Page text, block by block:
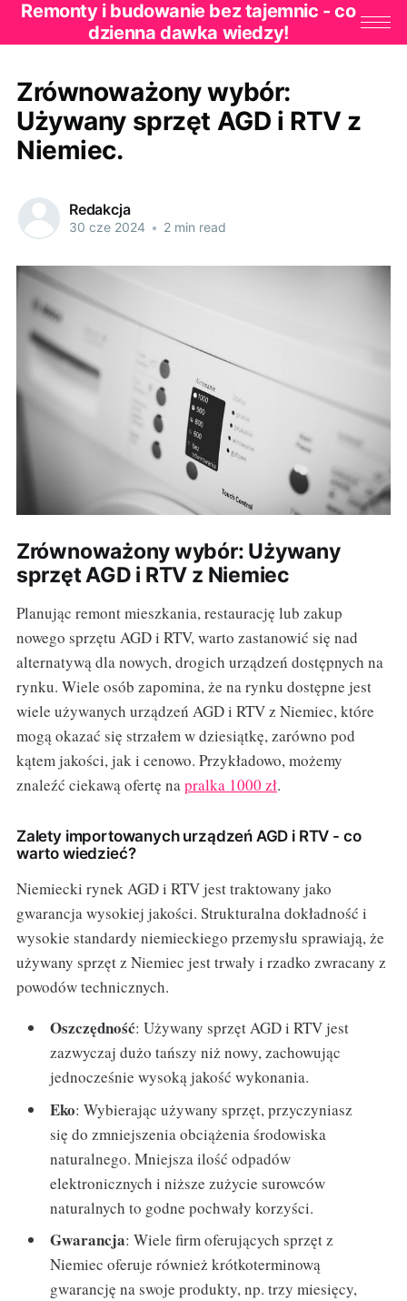
Remonty i budowanie bez tajemnic - co
dzienna dawka wiedzy!
Zrównoważony wybór:
Używany sprzęt AGD i RTV z
Niemiec.
Redakcja
30 cze 2024 • 2 min read
Zrównoważony wybór: Używany
sprzęt AGD i RTV z Niemiec
Planując remont mieszkania, restaurację lub zakup
nowego sprzętu AGD i RTV, warto zastanowić się nad
alternatywą dla nowych, drogich urządzeń dostępnych na
rynku. Wiele osób zapomina, że na rynku dostępne jest
wiele używanych urządzeń AGD i RTV z Niemiec, które
mogą okazać się strzałem w dziesiątkę, zarówno pod
kątem jakości, jak i cenowo. Przykładowo, możemy
znaleźć ciekawą ofertę napralka 1000 zł.
Zalety importowanych urządzeń AGD i RTV - co
warto wiedzieć?
Niemiecki rynek AGD i RTV jest traktowany jako
gwarancja wysokiej jakości. Strukturalna dokładność i
wysokie standardy niemieckiego przemysłu sprawiają, że
używany sprzęt z Niemiec jest trwały i rzadko zwracany z
powodów technicznych.
Oszczędność: Używany sprzęt AGD i RTV jest
zazwyczaj dużo tańszy niż nowy, zachowując
jednocześnie wysoką jakość wykonania.
Eko: Wybierając używany sprzęt, przyczyniasz
się do zmniejszenia obciążenia środowiska
naturalnego. Mniejsza ilość odpadów
elektronicznych i niższe zużycie surowców
naturalnych to godne pochwały korzyści.
Gwarancja: Wiele firm oferujących sprzęt z
Niemiec oferuje również krótkoterminową
gwarancję na swoje produkty, np. trzy miesięcy,